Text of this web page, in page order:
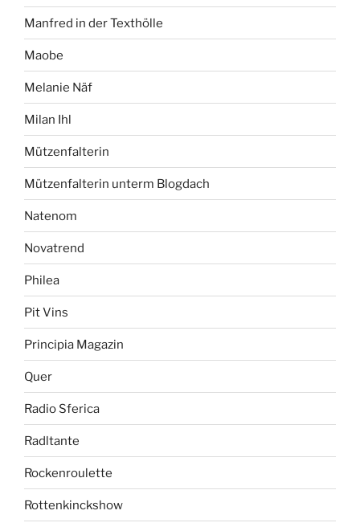
Manfred in der Texthölle
Maobe
Melanie Näf
Milan Ihl
Mützenfalterin
Mützenfalterin unterm Blogdach
Natenom
Novatrend
Philea
Pit Vins
Principia Magazin
Quer
Radio Sferica
Radltante
Rockenroulette
Rottenkinckshow